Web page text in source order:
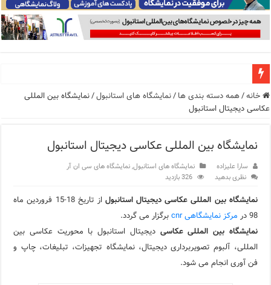
راهنمای فرودگاه‌های استانبول (فاصله و هزینه حمل و نقل
اپلیکیشن KarDes؛ راهنمای رایگان کشف تاریخ و فرهنگ پنهان ترکیه
مرکز خرید پولات استانبول | تجربه‌ای متفاوت از خرید و سبک
12 اشتباه رایج در دریافت شهروندی ترکیه از طریق خرید ملک
ویژگی‌های رفتاری و اجتماعی در زبان ترکی استانبولی
ویژگی‌های منفی شخصیت در زبان ترکی استانبولی
ویژگی‌های مثبت شخصیت در زبان ترکی استانبولی
خانه/همه دسته بندی ها /نمایشگاه های استانبول/نمایشگاه بین المللی
عکاسی دیجیتال استانبول
نمایشگاه بین المللی عکاسی دیجیتال استانبول
سارا علیزاده نمایشگاه های استانبول,نمایشگاه های سی ان آر
نظری بدهید
326 بازدید
نمایشگاه بین المللی عکاسی دیجیتال استانبول
از تاریخ 18-15 فروردین ماه
98 در
مرکز نمایشگاهی cnr
برگزار می گردد.
نمایشگاه بین المللی عکاسی دیجیتال استانبول با محوریت عکاسی بین
المللی، آلبوم تصویربرداری دیجیتال، نمایشگاه تجهیزات، تبلیغات، چاپ و
فن آوری انجام می شود.